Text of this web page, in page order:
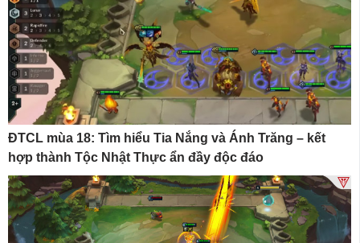
ĐTCL mùa 18: Tìm hiểu Tia Nắng và Ánh Trăng – kết
hợp thành Tộc Nhật Thực ẩn đầy độc đáo